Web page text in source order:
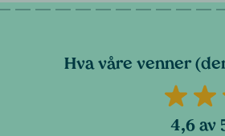
Hva våre venner
4,6 av